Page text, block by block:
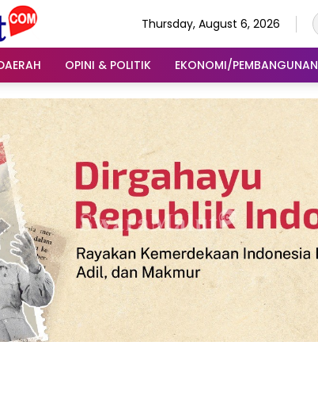
Thursday, August 6, 2026
OPINI & POLITIK EKONOMI/PEMBANGUNAN